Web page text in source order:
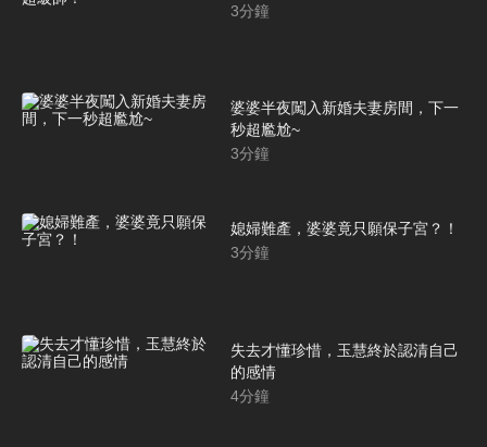
3分鐘
婆婆半夜闖入新婚夫妻房間，下一
秒超尷尬~
3分鐘
媳婦難產，婆婆竟只願保子宮？！
3分鐘
失去才懂珍惜，玉慧終於認清自己
的感情
4分鐘